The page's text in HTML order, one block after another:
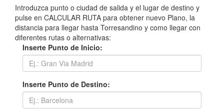
Introduzca punto o ciudad de salida y el lugar de destino y
pulse en CALCULAR RUTA para obtener nuevo Plano, la
distancia para llegar hasta Torresandino y como llegar con
diferentes rutas o alternativas:
Inserte Punto de Inicio:
Inserte Punto de Destino: